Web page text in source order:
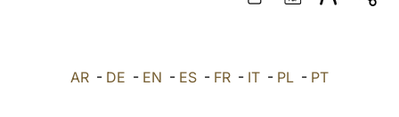
AR - DE - EN - ES - FR - IT - PL - PT